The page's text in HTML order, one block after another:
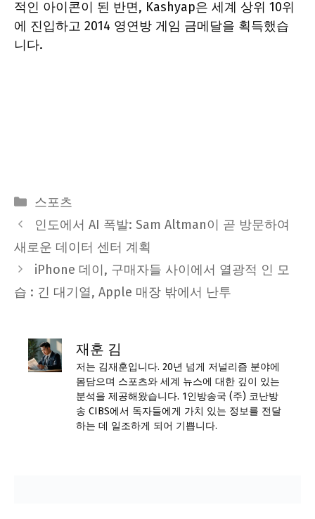
적인 아이콘이 된 반면, Kashyap은 세계 상위 10위
에 진입하고 2014 영연방 게임 금메달을 획득했습
니다.
Categories
스포츠
인도에서 AI 폭발: Sam Altman이 곧 방문하여
새로운 데이터 센터 계획
iPhone 데이, 구매자들 사이에서 열광적 인 모
습 : 긴 대기열, Apple 매장 밖에서 난투
재훈 김
저는 김재훈입니다. 20년 넘게 저널리즘 분야에
몸담으며 스포츠와 세계 뉴스에 대한 깊이 있는
분석을 제공해왔습니다. 1인방송국 (주) 코난방
송 CIBS에서 독자들에게 가치 있는 정보를 전달
하는 데 일조하게 되어 기쁩니다.